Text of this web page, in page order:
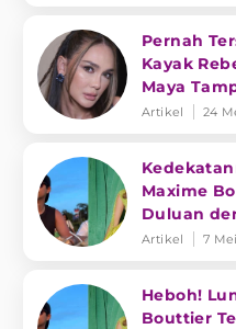
Pernah
Kayak
Maya
Artikel 24
Maxime
Duluan
Artikel 7
Heboh!
Bouttier